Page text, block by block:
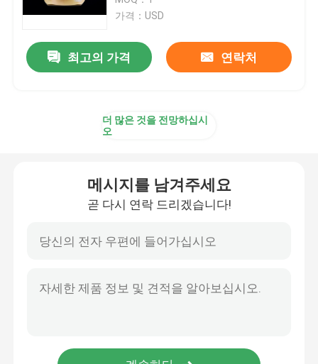
의학 3D 프린터
자동차 3D 프린터
가격：USD
최고의 가격 연락처
더 많은 것을 전망하십시
오
메시지를 남겨주세요
곧 다시 연락 드리겠습니다!